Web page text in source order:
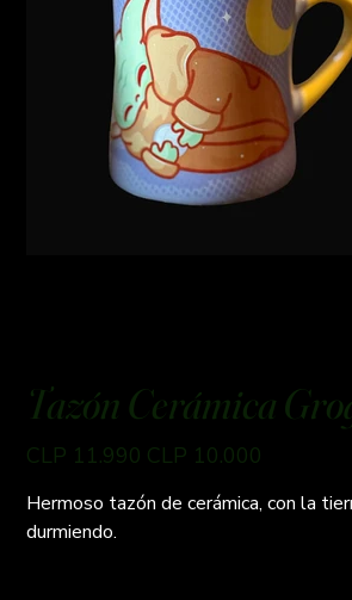
Tazón Cerámica
Preço
original
CLP 11.990
Preço
promocional
CLP 10.000
Hermoso tazón de cerámica, con la
durmiendo.